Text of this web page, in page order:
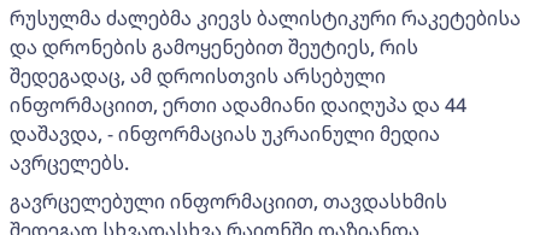
რუსულმა ძალებმა კიევს ბალისტიკური რაკეტებისა
და დრონების გამოყენებით შეუტიეს, რის
შედეგადაც, ამ დროისთვის არსებული
ინფორმაციით, ერთი ადამიანი დაიღუპა და 44
დაშავდა, - ინფორმაციას უკრაინული მედია
ავრცელებს.
გავრცელებული ინფორმაციით, თავდასხმის